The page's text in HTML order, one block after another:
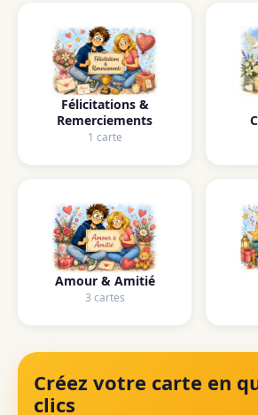
Félicitations &
Remerciements
1 carte
Amour & Amitié
3 cartes
Créez votre carte en
clics